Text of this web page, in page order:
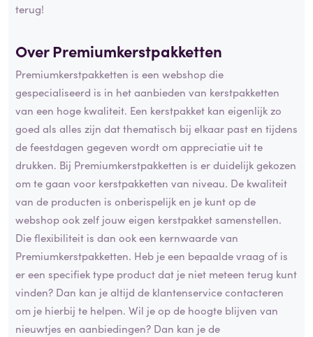
terug!
Over Premiumkerstpakketten
Premiumkerstpakketten is een webshop die
gespecialiseerd is in het aanbieden van kerstpakketten
van een hoge kwaliteit. Een kerstpakket kan eigenlijk zo
goed als alles zijn dat thematisch bij elkaar past en tijdens
de feestdagen gegeven wordt om appreciatie uit te
drukken. Bij Premiumkerstpakketten is er duidelijk gekozen
om te gaan voor kerstpakketten van niveau. De kwaliteit
van de producten is onberispelijk en je kunt op de
webshop ook zelf jouw eigen kerstpakket samenstellen.
Die flexibiliteit is dan ook een kernwaarde van
Premiumkerstpakketten. Heb je een bepaalde vraag of is
er een specifiek type product dat je niet meteen terug kunt
vinden? Dan kan je altijd de klantenservice contacteren
om je hierbij te helpen. Wil je op de hoogte blijven van
nieuwtjes en aanbiedingen? Dan kan je de